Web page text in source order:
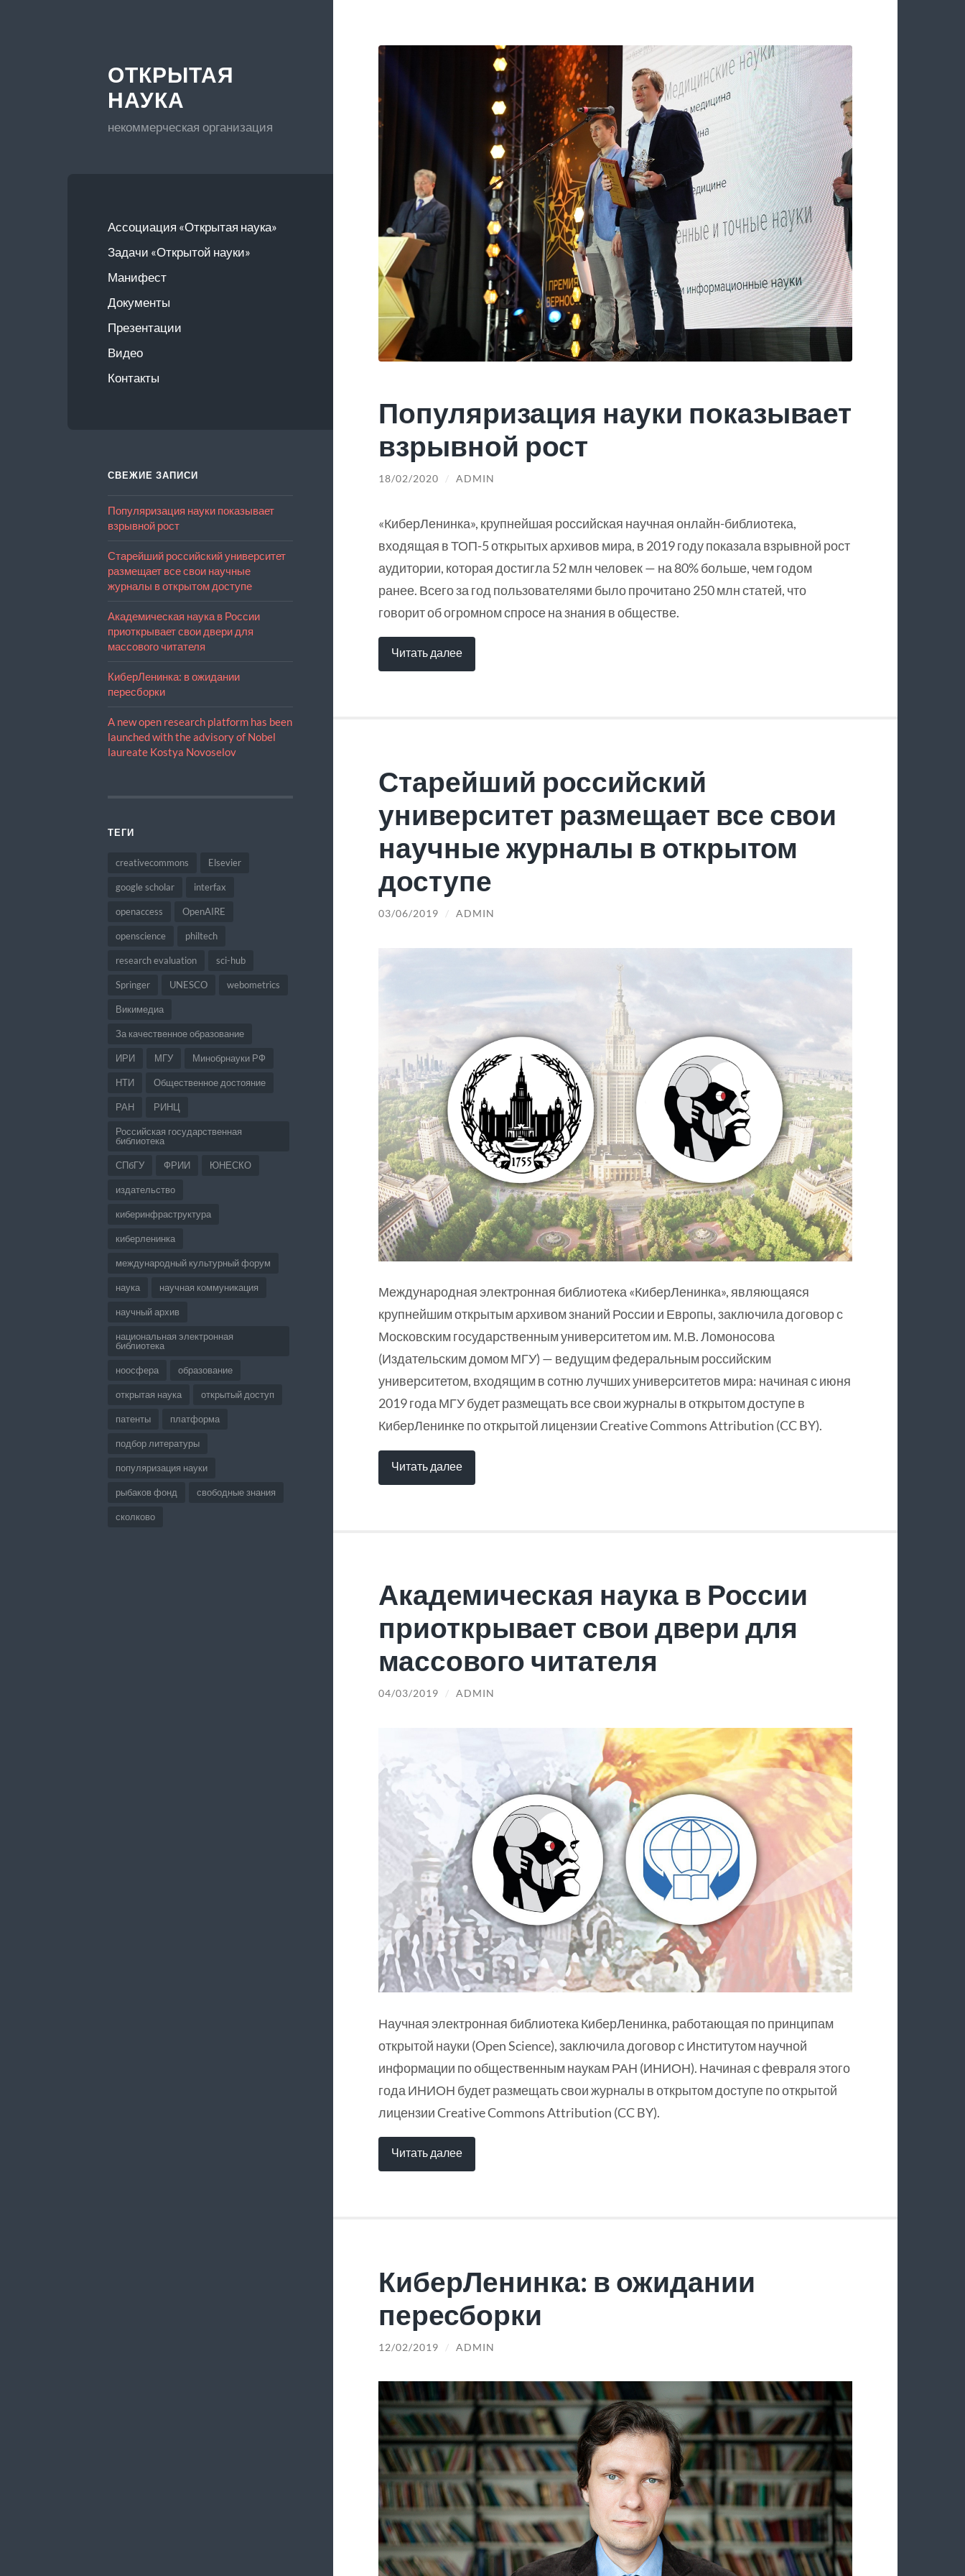
ОТКРЫТАЯ
НАУКА
некоммерческая организация
Ассоциация «Открытая наука»
Задачи «Открытой науки»
Манифест
Документы
Презентации
Видео
Контакты
СВЕЖИЕ ЗАПИСИ
Популяризация науки показывает
взрывной рост
Старейший российский университет
размещает все свои научные
журналы в открытом доступе
Академическая наука в России
приоткрывает свои двери для
массового читателя
КиберЛенинка: в ожидании
пересборки
A new open research platform has been
launched with the advisory of Nobel
laureate Kostya Novoselov
ТЕГИ
creativecommons Elsevier
google scholar interfax
openaccess OpenAIRE
openscience philtech
research evaluation sci-hub
Springer UNESCO webometrics
Викимедиа
За качественное образование
ИРИ МГУ Минобрнауки РФ
НТИ Общественное достояние
РАН РИНЦ
Российская государственная
библиотека
СПбГУ ФРИИ ЮНЕСКО
издательство
киберинфраструктура
киберленинка
международный культурный форум
наука научная коммуникация
научный архив
национальная электронная
библиотека
ноосфера образование
открытая наука открытый доступ
патенты платформа
подбор литературы
популяризация науки
рыбаков фонд свободные знания
сколково
Популяризация науки показывает
взрывной рост
18/02/2020 / ADMIN
«КиберЛенинка», крупнейшая российская научная онлайн-библиотека,
входящая в ТОП-5 открытых архивов мира, в 2019 году показала взрывной рост
аудитории, которая достигла 52 млн человек — на 80% больше, чем годом
ранее. Всего за год пользователями было прочитано 250 млн статей, что
говорит об огромном спросе на знания в обществе.
Читать далее
Старейший российский
университет размещает все свои
научные журналы в открытом
доступе
03/06/2019 / ADMIN
Международная электронная библиотека «КиберЛенинка», являющаяся
крупнейшим открытым архивом знаний России и Европы, заключила договор с
Московским государственным университетом им. М.В. Ломоносова
(Издательским домом МГУ) — ведущим федеральным российским
университетом, входящим в сотню лучших университетов мира: начиная с июня
2019 года МГУ будет размещать все свои журналы в открытом доступе в
КиберЛенинке по открытой лицензии Creative Commons Attribution (CC BY).
Читать далее
Академическая наука в России
приоткрывает свои двери для
массового читателя
04/03/2019 / ADMIN
Научная электронная библиотека КиберЛенинка, работающая по принципам
открытой науки (Open Science), заключила договор с Институтом научной
информации по общественным наукам РАН (ИНИОН). Начиная с февраля этого
года ИНИОН будет размещать свои журналы в открытом доступе по открытой
лицензии Creative Commons Attribution (CC BY).
Читать далее
КиберЛенинка: в ожидании
пересборки
12/02/2019 / ADMIN